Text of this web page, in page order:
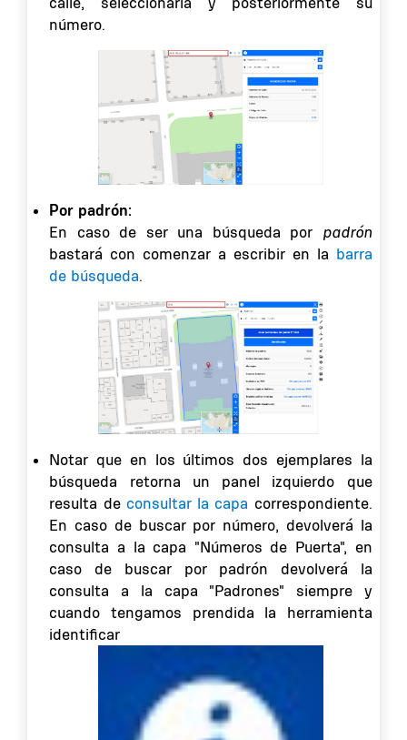
número.
Por padrón:
En caso de ser una búsqueda por padrón
bastará con comenzar a escribir en la barra
de búsqueda.
Notar que en los últimos dos ejemplares la
búsqueda retorna un panel izquierdo que
resulta de consultar la capa correspondiente.
En caso de buscar por número, devolverá la
consulta a la capa "Números de Puerta", en
caso de buscar por padrón devolverá la
consulta a la capa "Padrones" siempre y
cuando tengamos prendida la herramienta
identificar